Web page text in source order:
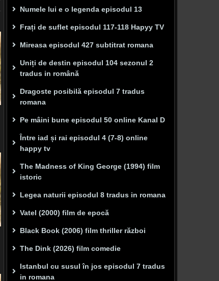
Numele lui e o legenda episodul 13
Frați de suflet episodul 117-118 Hapyy TV
Mireasa episodul 427 subtitrat romana
Uniți de destin episodul 104 sezonul 2
tradus in română
Dragoste posibilă episodul 7 tradus
romana
Pe mâini bune episodul 50 online Kanal D
Între iad și rai episodul 4 (7-8) online
happy tv
The Madness of King George (1994) film
istoric
Legea naturii episodul 8 tradus in romana
Vatel (2000) film de epocă
Black Book (2006) film thriller război
The Dink (2026) film comedie
Istanbul cu susul în jos episodul 7 tradus
in romana